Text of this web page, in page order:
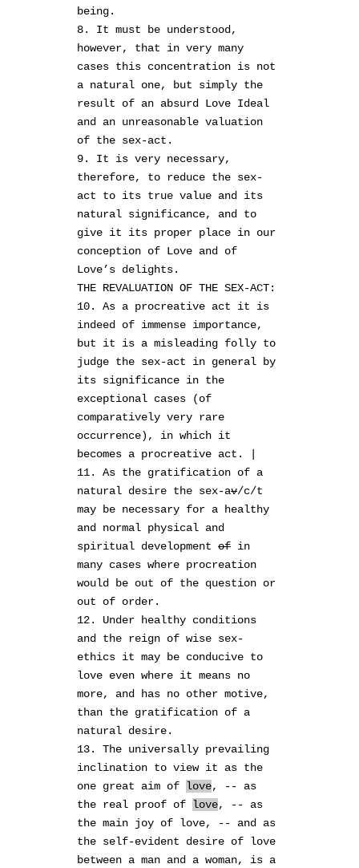
being.
8. It must be understood,
however, that in very many
cases this concentration is not
a natural one, but simply the
result of an absurd Love Ideal
and an unreasonable valuation
of the sex-act.
9. It is very necessary,
therefore, to reduce the sex-
act to its true value and its
natural significance, and to
give it its proper place in our
conception of Love and of
Love’s delights.
THE REVALUATION OF THE SEX-ACT:
10. As a procreative act it is
indeed of immense importance,
but it is a misleading folly to
judge the sex-act in general by
its significance in the
exceptional cases (of
comparatively very rare
occurrence), in which it
becomes a procreative act. |
11. As the gratification of a
natural desire the sex-av/c/t
may be necessary for a healthy
and normal physical and
spiritual developmentofin
many cases where procreation
would be out of the question or
out of order.
12. Under healthy conditions
and the reign of wise sex-
ethics it may be conducive to
love even where it means no
more, and has no other motive,
than the gratification of a
natural desire.
13. The universally prevailing
inclination to view it as the
one great aim of love, -- as
the real proof of love, -- as
the main joy of love, -- and as
the self-evident desire of love
between a man and a woman, is a